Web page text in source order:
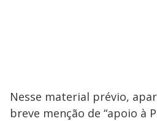
Nesse material prévio,
breve menção de “apoio à